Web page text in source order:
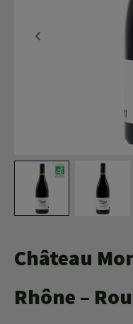
Château
Rhône –